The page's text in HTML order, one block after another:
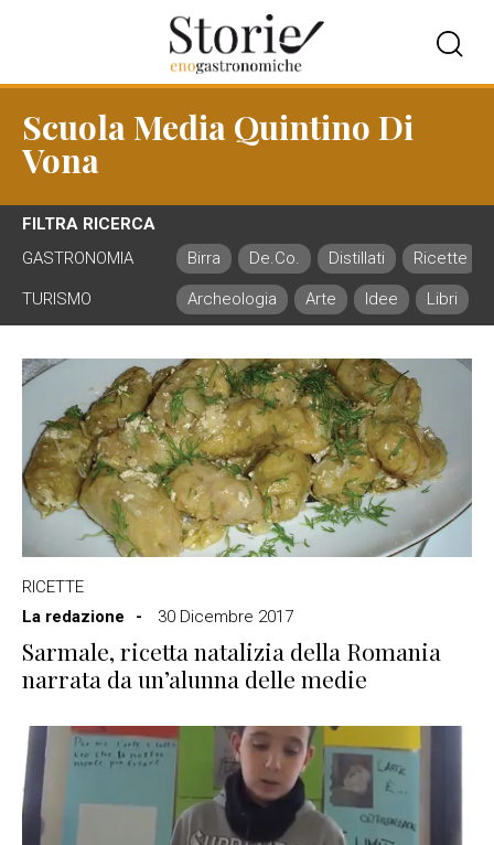
Scuola Media Quintino Di
Vona
FILTRA RICERCA
GASTRONOMIA
Birra De.Co. Distillati Ricette
TURISMO Archeologia Arte Idee Libri
RICETTE
La redazione
30 Dicembre 2017
Sarmale, ricetta natalizia della Romania
narrata da un’alunna delle medie